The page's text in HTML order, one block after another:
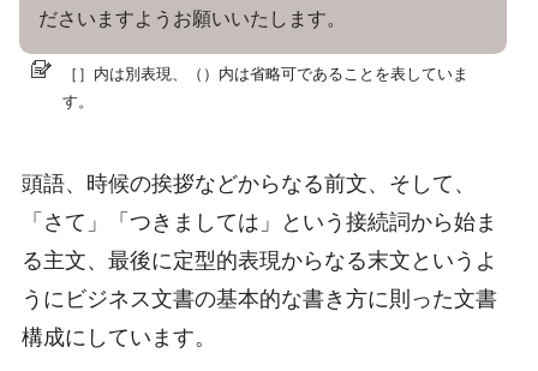
ださいますようお願いいたします。
［］内は別表現、（）内は省略可であることを表していま
す。
頭語、時候の挨拶などからなる前文、そして、
「さて」「つきましては」という接続詞から始ま
る主文、最後に定型的表現からなる末文というよ
うにビジネス文書の基本的な書き方に則った文書
構成にしています。